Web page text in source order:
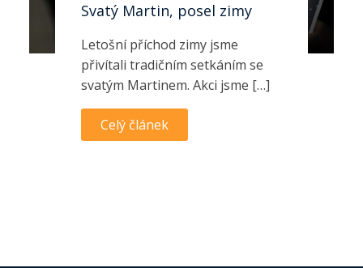
Svatý Martin, posel zimy
Letošní příchod zimy jsme
přivítali tradičním setkáním se
svatým Martinem. Akci jsme […]
Celý článek